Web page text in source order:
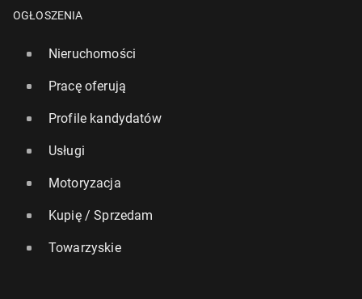
OGŁOSZENIA
Nieruchomości
Pracę oferują
Profile kandydatów
Usługi
Motoryzacja
Kupię / Sprzedam
Towarzyskie